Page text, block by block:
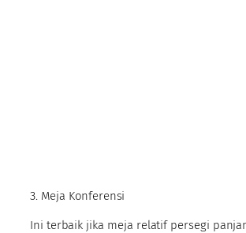
3. Meja Konferensi
Ini terbaik jika meja relatif persegi